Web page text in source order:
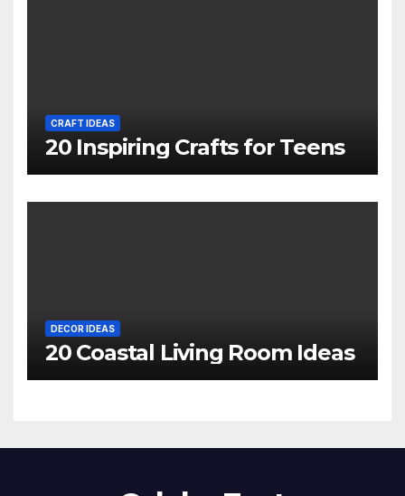
CRAFT IDEAS
20 Inspiring Crafts for Teens
DECOR IDEAS
20 Coastal Living Room Ideas